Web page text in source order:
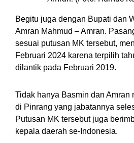
Begitu juga dengan Bupati dan
Amran Mahmud – Amran.
sesuai putusan MK tersebut,
Februari 2024 karena terpilih
dilantik pada Februari 2019.
Tidak hanya Basmin dan Amran
di Pinrang yang jabatannya
Putusan MK tersebut juga
kepala daerah se-Indonesia.